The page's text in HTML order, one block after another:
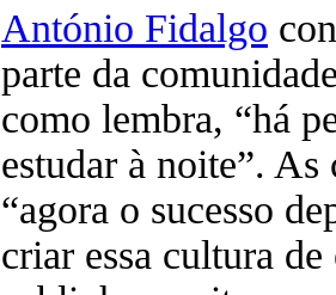
António Fidalgo
parte da
como lembra, “há
estudar à noite”. As
“agora o sucesso
criar essa cultura